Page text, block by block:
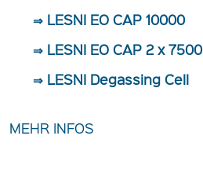
⇒ LESNI EO CAP 10000
⇒ LESNI EO CAP 2 x 7500
⇒ LESNI Degassing Cell
MEHR INFOS